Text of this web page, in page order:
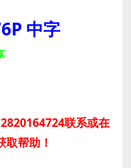
中字
联系或在
帮助！